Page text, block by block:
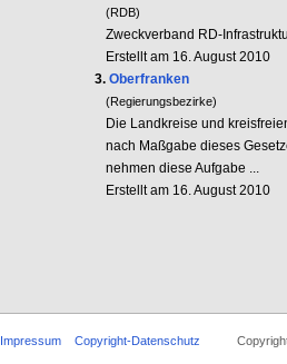
(RDB)
Zweckverband RD-
Erstellt am 16. August 2010
3.Oberfranken
(Regierungsbezirke)
Die Landkreise und
nach Maßgabe dieses
nehmen diese Aufgabe ...
Erstellt am 16. August 2010
Impressum Copyright-Datenschutz Copyright